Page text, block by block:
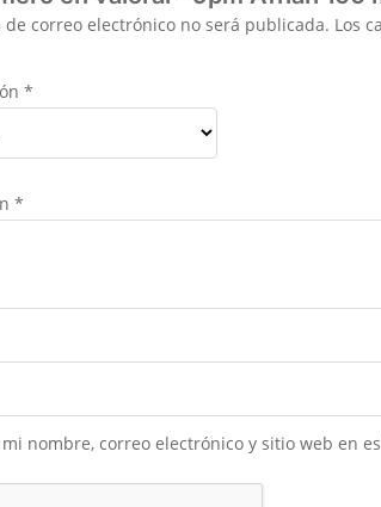
correo electrónico no será publicada. Los
*
*
nombre, correo electrónico y sitio web en